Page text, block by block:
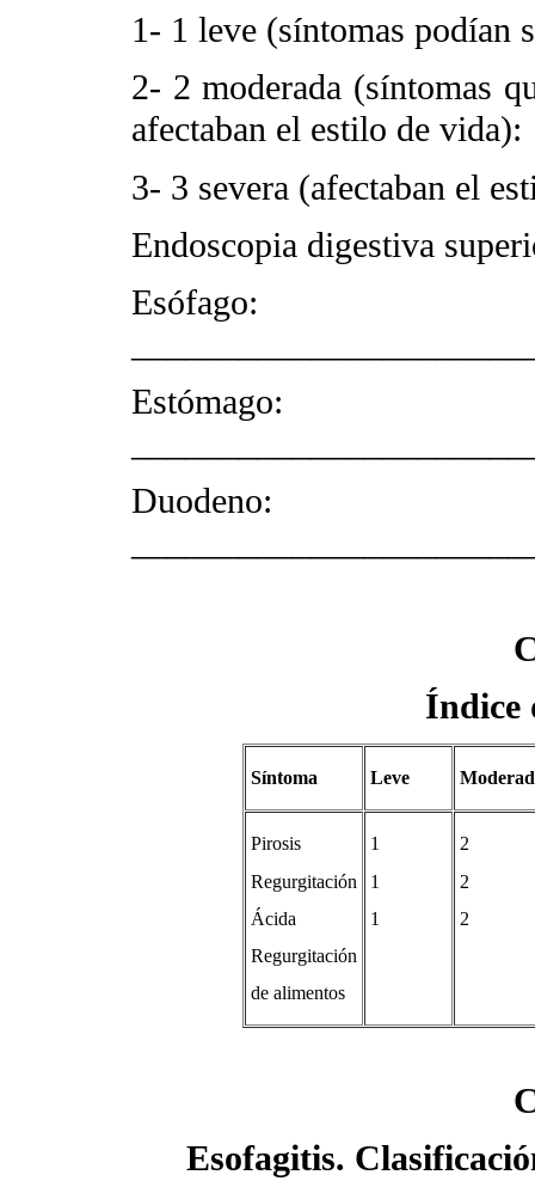
1- 1 leve (síntomas podían
2- 2 moderada (síntomas
afectaban el estilo de vida):
3- 3 severa (afectaban el
Endoscopia digestiva
Esófago:
Estómago:
Duodeno:
Índice
Síntoma Leve
Pirosis
Regurgitación
Ácida
Regurgitación
de alimentos
1
1
1
2
2
2
Esofagitis.